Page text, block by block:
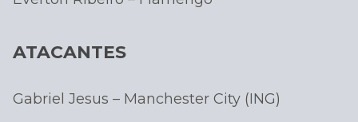
ATACANTES
Gabriel Jesus – Manchester City (ING)